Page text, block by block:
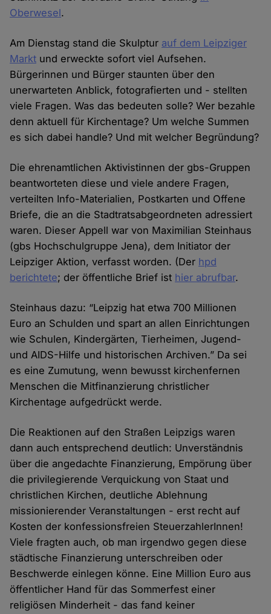
Oberwesel.
Am Dienstag stand die Skulptur auf dem Leipziger
Markt und erweckte sofort viel Aufsehen.
Bürgerinnen und Bürger staunten über den
unerwarteten Anblick, fotografierten und - stellten
viele Fragen. Was das bedeuten solle? Wer bezahle
denn aktuell für Kirchentage? Um welche Summen
es sich dabei handle? Und mit welcher Begründung?
Die ehrenamtlichen Aktivistinnen der gbs-Gruppen
beantworteten diese und viele andere Fragen,
verteilten Info-Materialien, Postkarten und Offene
Briefe, die an die Stadtratsabgeordneten adressiert
waren. Dieser Appell war von Maximilian Steinhaus
(gbs Hochschulgruppe Jena), dem Initiator der
Leipziger Aktion, verfasst worden. (Der hpd
berichtete; der öffentliche Brief ist hier abrufbar.
Steinhaus dazu: “Leipzig hat etwa 700 Millionen
Euro an Schulden und spart an allen Einrichtungen
wie Schulen, Kindergärten, Tierheimen, Jugend-
und AIDS-Hilfe und historischen Archiven.” Da sei
es eine Zumutung, wenn bewusst kirchenfernen
Menschen die Mitfinanzierung christlicher
Kirchentage aufgedrückt werde.
Die Reaktionen auf den Straßen Leipzigs waren
dann auch entsprechend deutlich: Unverständnis
über die angedachte Finanzierung, Empörung über
die privilegierende Verquickung von Staat und
christlichen Kirchen, deutliche Ablehnung
missionierender Veranstaltungen - erst recht auf
Kosten der konfessionsfreien SteuerzahlerInnen!
Viele fragten auch, ob man irgendwo gegen diese
städtische Finanzierung unterschreiben oder
Beschwerde einlegen könne. Eine Million Euro aus
öffentlicher Hand für das Sommerfest einer
religiösen Minderheit - das fand keiner